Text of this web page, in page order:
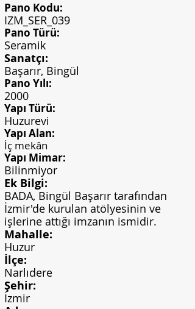
Pano Kodu:
IZM_SER_039
Pano Türü:
Seramik
Sanatçı:
Başarır, Bingül
Pano Yılı:
2000
Yapı Türü:
Huzurevi
Yapı Alan:
İç mekân
Yapı Mimar:
Bilinmiyor
Ek Bilgi:
BADA, Bingül Başarır tarafından
İzmir'de kurulan atölyesinin ve
işlerine attığı imzanın ismidir.
Mahalle:
Huzur
İlçe:
Narlıdere
Şehir:
İzmir